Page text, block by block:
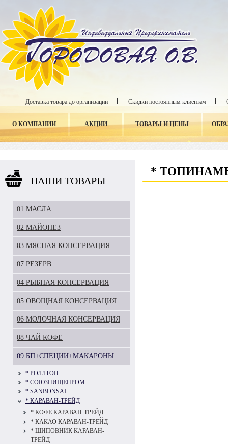
Доставка товара до организации Скидки постоянным клиентам
О КОМПАНИИ АКЦИИ ТОВАРЫ И ЦЕНЫ
НАШИ ТОВАРЫ
01 МАСЛА
02 МАЙОНЕЗ
03 МЯСНАЯ КОНСЕРВАЦИЯ
07 РЕЗЕРВ
04 РЫБНАЯ КОНСЕРВАЦИЯ
05 ОВОЩНАЯ КОНСЕРВАЦИЯ
06 МОЛОЧНАЯ КОНСЕРВАЦИЯ
08 ЧАЙ КОФЕ
09 БП+СПЕЦИИ+МАКАРОНЫ
* РОЛЛТОН
* СОЮЗПИЩЕПРОМ
* SANBONSAI
* КАРАВАН-ТРЕЙД
* КОФЕ КАРАВАН-ТРЕЙД
* КАКАО КАРАВАН-ТРЕЙД
* ШИПОВНИК КАРАВАН-
ТРЕЙД
*